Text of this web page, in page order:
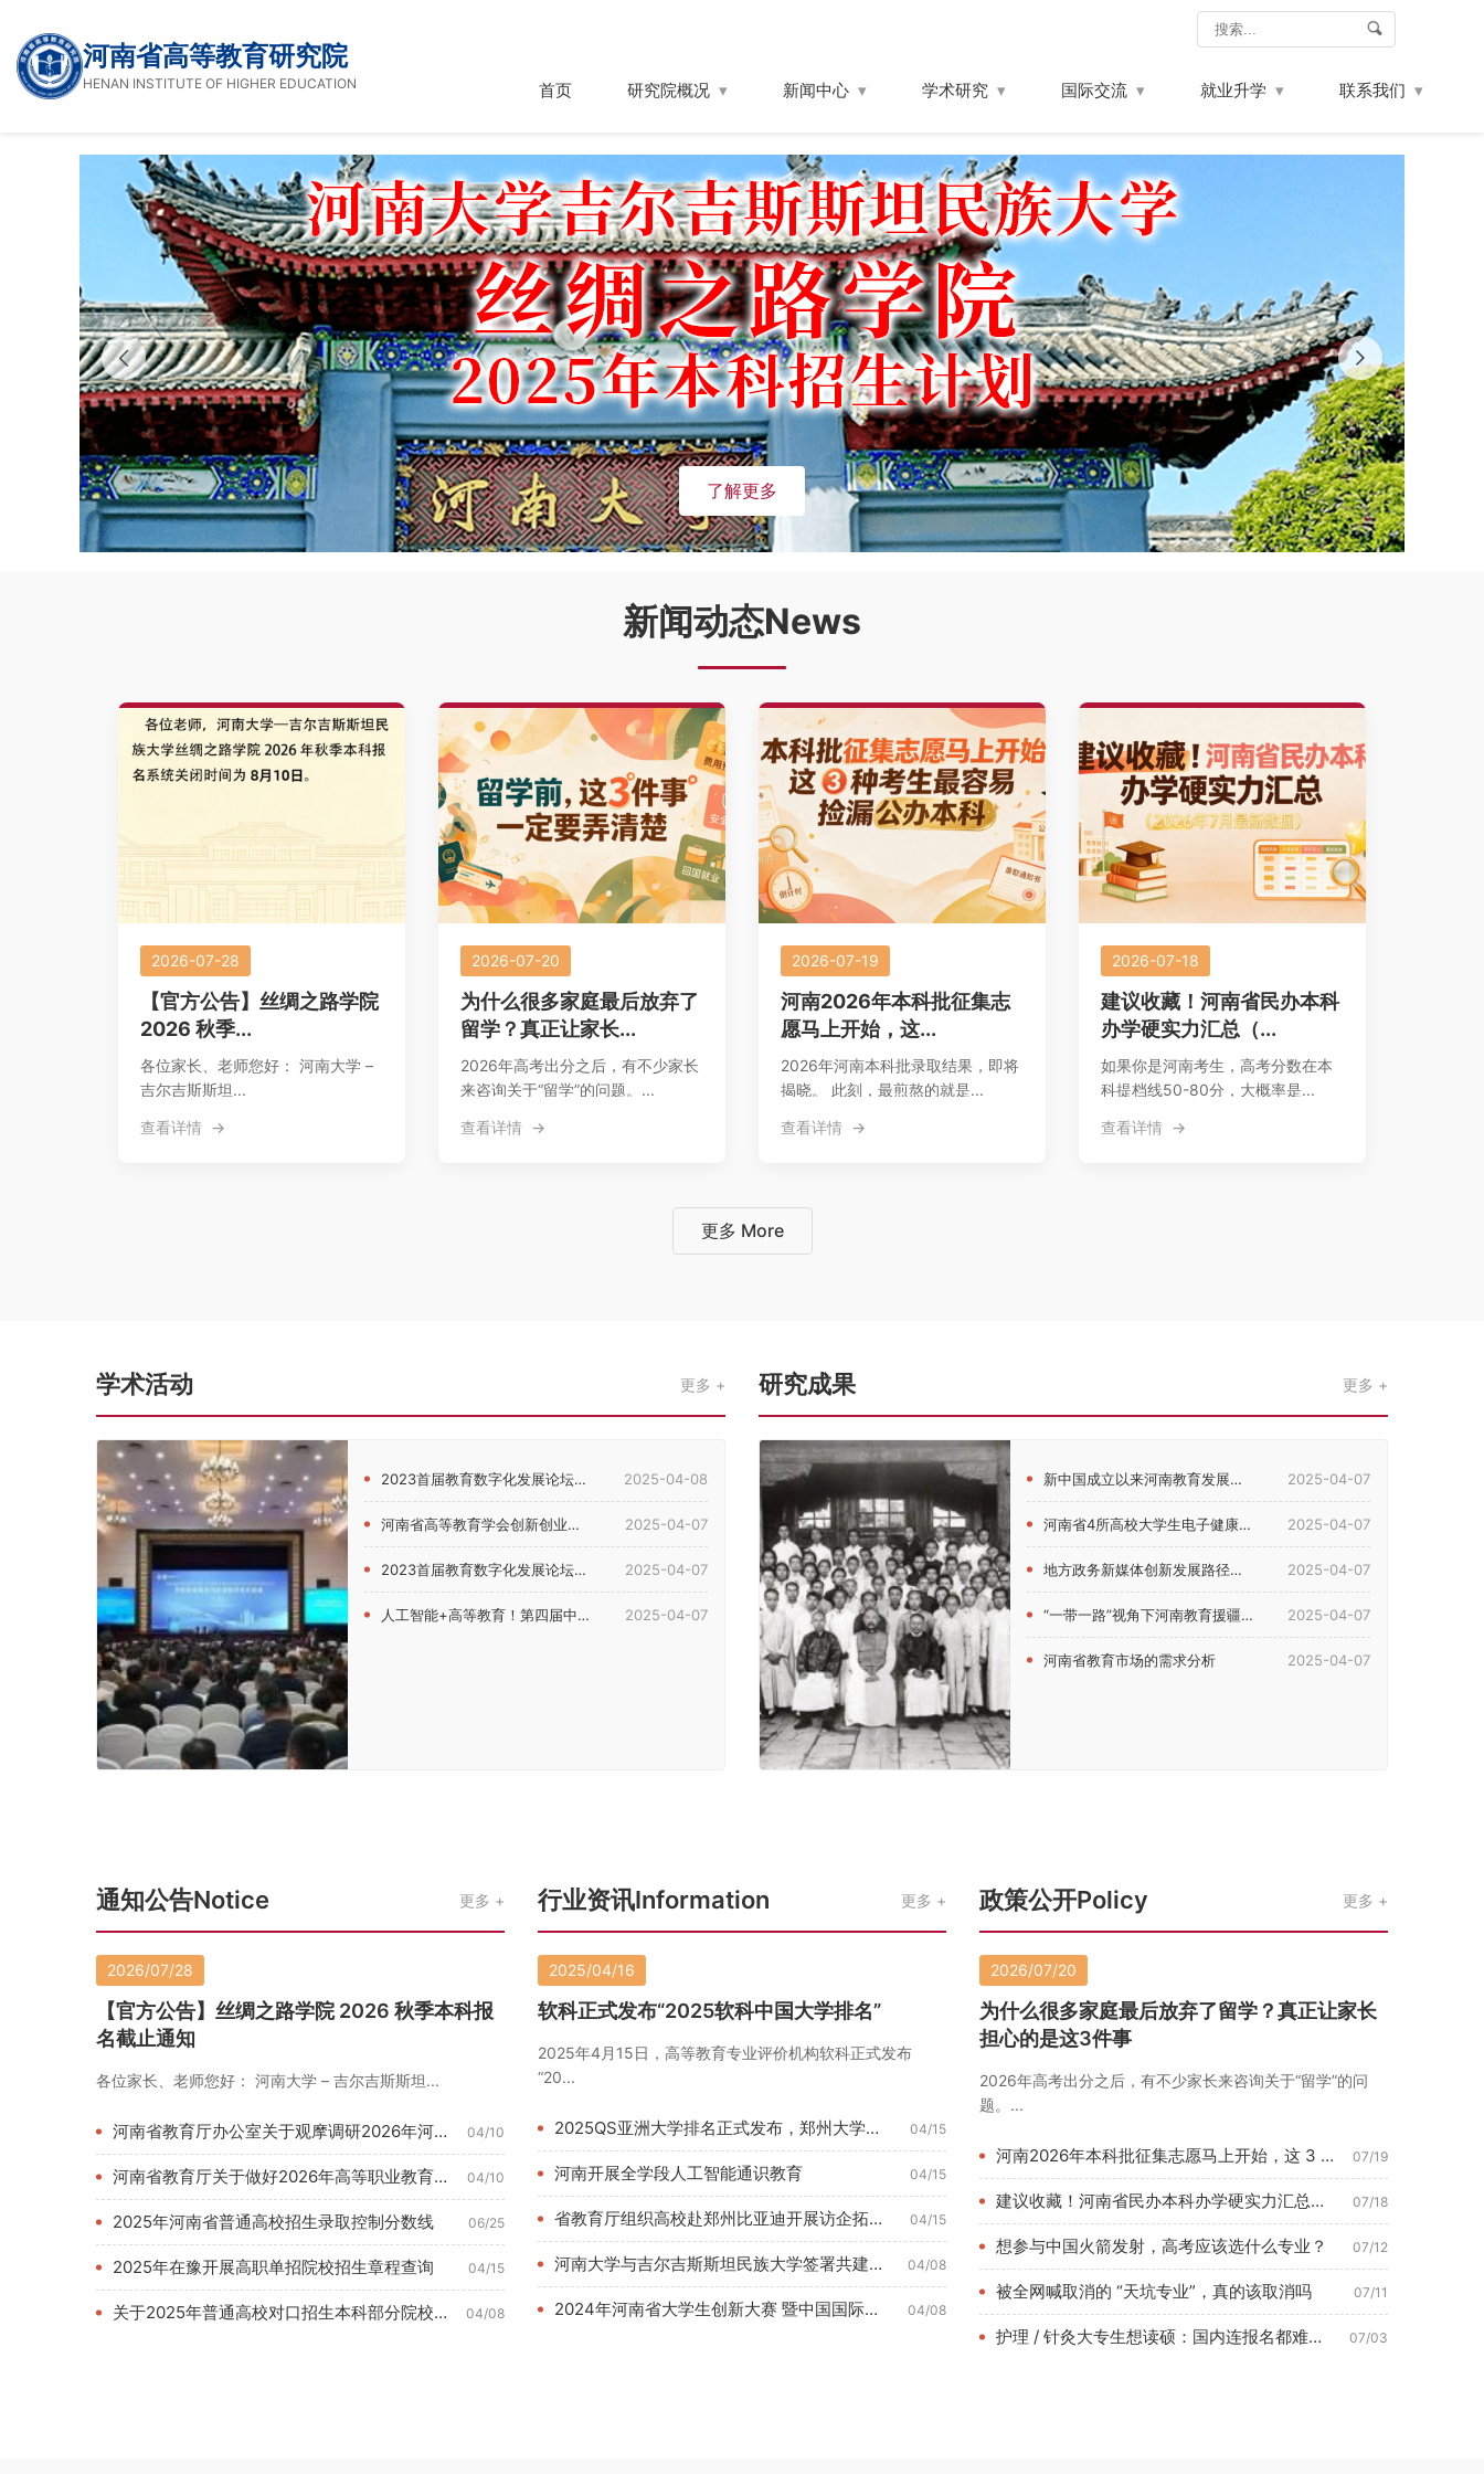
河南省高等教育研究院
HENAN INSTITUTE OF HIGHER EDUCATION 首页 研究院概况 新闻中心 学术研究 国际交流 就业升学 联系我们
了解更多
新闻动态News
2026-07-28
【官方公告】丝绸之路学院
2026 秋季...
各位家长、老师您好： 河南大学 –
吉尔吉斯斯坦...
查看详情
2026-07-20
为什么很多家庭最后放弃了
留学？真正让家长...
2026年高考出分之后，有不少家长
来咨询关于“留学”的问题。...
查看详情
2026-07-19
河南2026年本科批征集志
愿马上开始，这...
2026年河南本科批录取结果，即将
揭晓。 此刻，最煎熬的就是...
查看详情
2026-07-18
建议收藏！河南省民办本科
办学硬实力汇总（...
如果你是河南考生，高考分数在本
科提档线50-80分，大概率是...
查看详情
更多 More
学术活动 更多
2023首届教育数字化发展论坛在郑州举行 2025-04-08
河南省高等教育学会创新创业教育分会2024年理事会暨学术年会... 2025-04-07
2023首届教育数字化发展论坛在河南郑州举行 2025-04-07
人工智能+高等教育！第四届中原高等教育（国际）论坛在郑召开 2025-04-07
研究成果 更多
新中国成立以来河南教育发展的历史脉络考察 2025-04-07
河南省4所高校大学生电子健康素养现状及影响因素研究 2025-04-07
地方政务新媒体创新发展路径研究——以河南省教育厅新媒体为例 2025-04-07
“一带一路”视角下河南教育援疆问题研究 2025-04-07
河南省教育市场的需求分析 2025-04-07
通知公告Notice 更多
2026/07/28
【官方公告】丝绸之路学院 2026 秋季本科报
名截止通知
各位家长、老师您好： 河南大学 – 吉尔吉斯斯坦...
河南省教育厅办公室关于观摩调研2026年河南教育博览会的通知... 04/10
河南省教育厅关于做好2026年高等职业教育单独考试招生和技能... 04/10
2025年河南省普通高校招生录取控制分数线 06/25
2025年在豫开展高职单招院校招生章程查询 04/15
关于2025年普通高校对口招生本科部分院校征集志愿的通知 04/08
行业资讯Information 更多
2025/04/16
软科正式发布“2025软科中国大学排名”
2025年4月15日，高等教育专业评价机构软科正式发布
“20...
2025QS亚洲大学排名正式发布，郑州大学位列180名 04/15
河南开展全学段人工智能通识教育 04/15
省教育厅组织高校赴郑州比亚迪开展访企拓岗调研活动 04/15
河南大学与吉尔吉斯斯坦民族大学签署共建丝路学院合作协议 04/08
2024年河南省大学生创新大赛 暨中国国际大学生创新大赛河南... 04/08
政策公开Policy 更多
2026/07/20
为什么很多家庭最后放弃了留学？真正让家长
担心的是这3件事
2026年高考出分之后，有不少家长来咨询关于“留学”的问
题。...
河南2026年本科批征集志愿马上开始，这 3 种考生最容易捡... 07/19
建议收藏！河南省民办本科办学硬实力汇总（2026年7月最新数... 07/18
想参与中国火箭发射，高考应该选什么专业？ 07/12
被全网喊取消的 “天坑专业”，真的该取消吗 07/11
护理 / 针灸大专生想读硕：国内连报名都难？这条路 1 年即... 07/03